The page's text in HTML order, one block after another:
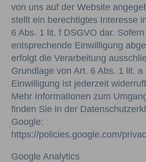
von uns auf der Website
stellt ein berechtigtes Interesse
6 Abs. 1 lit. f DSGVO dar.
entsprechende Einwilligung
erfolgt die Verarbeitung
Grundlage von Art. 6 Abs. 1 lit. a
Einwilligung ist jederzeit
Mehr Informationen zum
finden Sie in der
Google:
https://policies.google.com/
Google Analytics